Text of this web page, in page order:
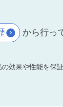
から行っ
効果や性能を保